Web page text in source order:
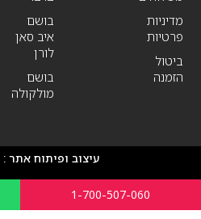
מדיניות
פרטיות
ביטול
הזמנה
בושם
איב סאן
לורן
בושם
מולקולה
עיצוב ופיתוח אתר :
1-700-507-060